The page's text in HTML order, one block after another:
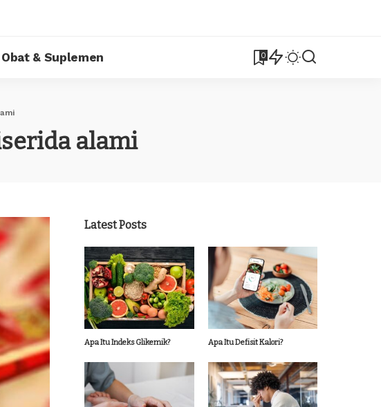
Obat & Suplemen 0
alami
Latest Posts
Apa Itu Indeks Glikemik? Apa Itu Defisit Kalori?